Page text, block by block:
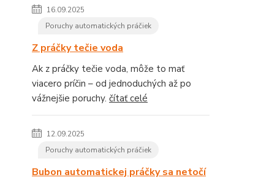
16.09.2025
Poruchy automatických práčiek
Z práčky tečie voda
Ak z práčky tečie voda, môže to mať
viacero príčin – od jednoduchých až po
vážnejšie poruchy. čítať celé
12.09.2025
Poruchy automatických práčiek
Bubon automatickej práčky sa netočí